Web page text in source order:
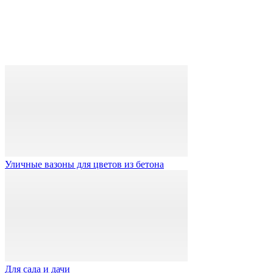
Уличные вазоны для цветов из бетона
Для сада и дачи